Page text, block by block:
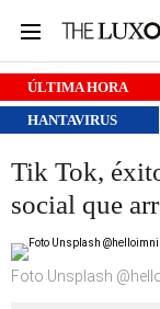
ÚLTIMA HORA
HANTAVIRUS
Tik Tok,
social que
Foto Unsplash